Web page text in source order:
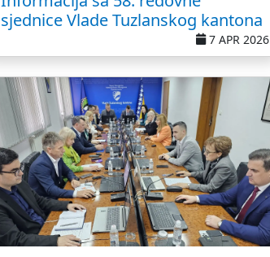
sjednice Vlade Tuzlanskog kantona
7 APR 2026